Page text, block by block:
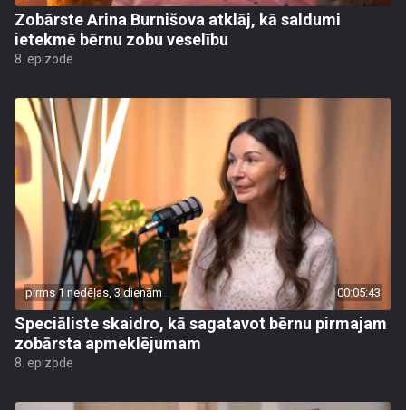
Zobārste Arina Burnišova atklāj, kā saldumi
ietekmē bērnu zobu veselību
8. epizode
pirms 1 nedēļas, 3 dienām 00:05:43
Speciāliste skaidro, kā sagatavot bērnu pirmajam
zobārsta apmeklējumam
8. epizode